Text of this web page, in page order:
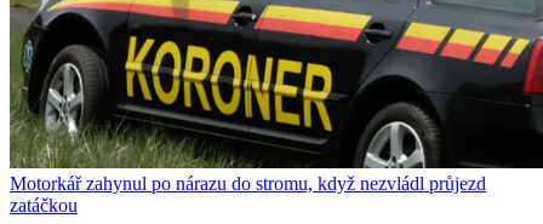
Motorkář zahynul po nárazu do stromu, když nezvládl průjezd
zatáčkou